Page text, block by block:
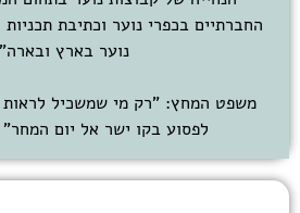
החברתיים בכפרי נוער וכתיבת
נוער בארץ
משפט המחץ: "רק מי שמשכיל
לפסוע בקו ישר אל יום